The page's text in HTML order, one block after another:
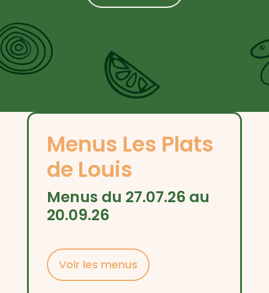
Menus Les Plats
de Louis
Menus du 27.07.26 au
20.09.26
Voir les menus